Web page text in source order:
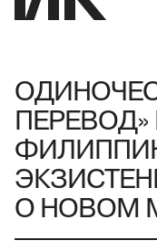
ПЕРЕВОД»
О НОВОМ